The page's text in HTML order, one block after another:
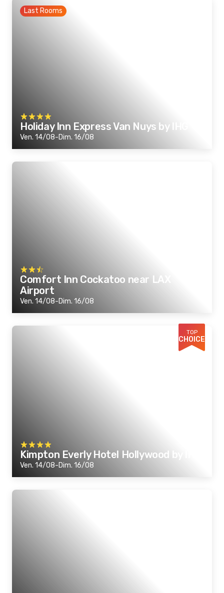
Last Rooms
Holiday Inn Express Van Nuys by IHG
Ven. 14/08-Dim. 16/08
Comfort Inn Cockatoo near LAX
Airport
Ven. 14/08-Dim. 16/08
TOP
CHOICE
Kimpton Everly Hotel Hollywood by IHG
Ven. 14/08-Dim. 16/08